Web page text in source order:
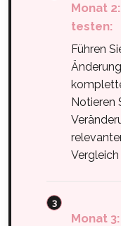
Monat
testen:
Führen
Notieren
Monat